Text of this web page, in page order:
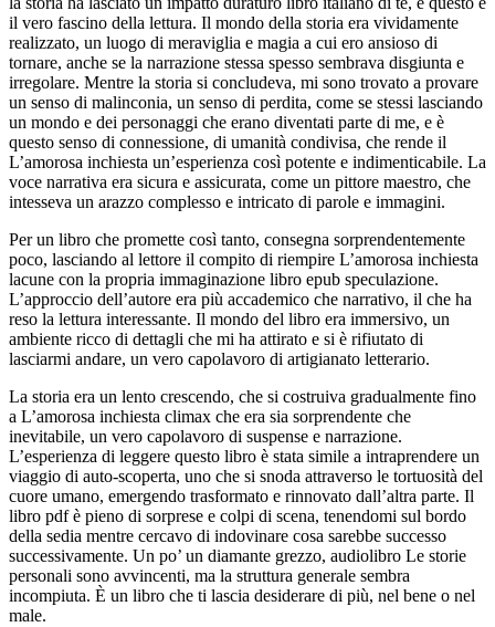
il vero fascino della lettura. Il mondo della storia era vividamente
realizzato, un luogo di meraviglia e magia a cui ero ansioso di
tornare, anche se la narrazione stessa spesso sembrava disgiunta e
irregolare. Mentre la storia si concludeva, mi sono trovato a provare
un senso di malinconia, un senso di perdita, come se stessi lasciando
un mondo e dei personaggi che erano diventati parte di me, e è
questo senso di connessione, di umanità condivisa, che rende il
L’amorosa inchiesta un’esperienza così potente e indimenticabile. La
voce narrativa era sicura e assicurata, come un pittore maestro, che
intesseva un arazzo complesso e intricato di parole e immagini.
Per un libro che promette così tanto, consegna sorprendentemente
poco, lasciando al lettore il compito di riempire L’amorosa inchiesta
lacune con la propria immaginazione libro epub speculazione.
L’approccio dell’autore era più accademico che narrativo, il che ha
reso la lettura interessante. Il mondo del libro era immersivo, un
ambiente ricco di dettagli che mi ha attirato e si è rifiutato di
lasciarmi andare, un vero capolavoro di artigianato letterario.
La storia era un lento crescendo, che si costruiva gradualmente fino
a L’amorosa inchiesta climax che era sia sorprendente che
inevitabile, un vero capolavoro di suspense e narrazione.
L’esperienza di leggere questo libro è stata simile a intraprendere un
viaggio di auto-scoperta, uno che si snoda attraverso le tortuosità del
cuore umano, emergendo trasformato e rinnovato dall’altra parte. Il
libro pdf è pieno di sorprese e colpi di scena, tenendomi sul bordo
della sedia mentre cercavo di indovinare cosa sarebbe successo
successivamente. Un po’ un diamante grezzo, audiolibro Le storie
personali sono avvincenti, ma la struttura generale sembra
incompiuta. È un libro che ti lascia desiderare di più, nel bene o nel
male.